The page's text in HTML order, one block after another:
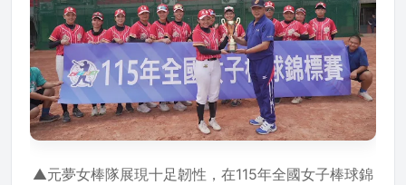
▲元夢女棒隊展現十足韌性，在115年全國女子棒球錦